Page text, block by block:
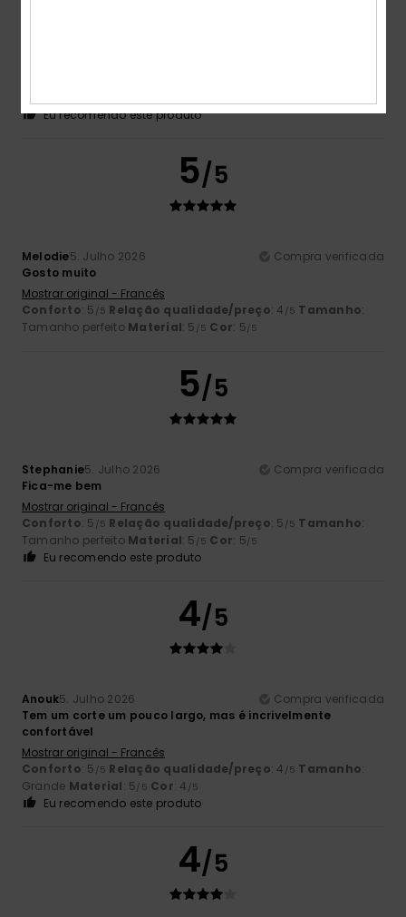
Eu recomendo este produto
5/5
Melodie5. Julho 2026
Compra verificada
Gosto muito
Mostrar original - Francês
Conforto: 5 /5 Relação qualidade/preço: 4 /5 Tamanho:
Tamanho perfeito Material: 5 /5 Cor: 5/5
5/5
Stephanie5. Julho 2026
Compra verificada
Fica-me bem
Mostrar original - Francês
Conforto: 5 /5 Relação qualidade/preço: 5 /5 Tamanho:
Tamanho perfeito Material: 5 /5 Cor: 5/5
Eu recomendo este produto
4/5
Anouk5. Julho 2026
Compra verificada
Tem um corte um pouco largo, mas é incrivelmente
confortável
Mostrar original - Francês
Conforto: 5 /5 Relação qualidade/preço: 4 /5 Tamanho:
Grande Material: 5/5 Cor: 4 /5
Eu recomendo este produto
4/5